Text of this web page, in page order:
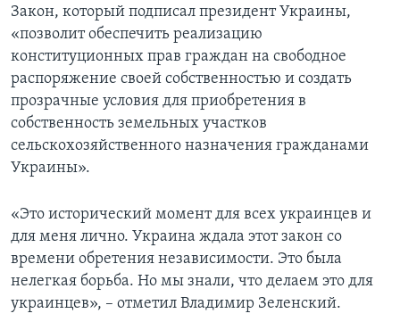
Закон, который подписал президент Украины,
«позволит обеспечить реализацию
конституционных прав граждан на свободное
распоряжение своей собственностью и создать
прозрачные условия для приобретения в
собственность земельных участков
сельскохозяйственного назначения гражданами
Украины».
«Это исторический момент для всех украинцев и
для меня лично. Украина ждала этот закон со
времени обретения независимости. Это была
нелегкая борьба. Но мы знали, что делаем это для
украинцев», – отметил Владимир Зеленский.